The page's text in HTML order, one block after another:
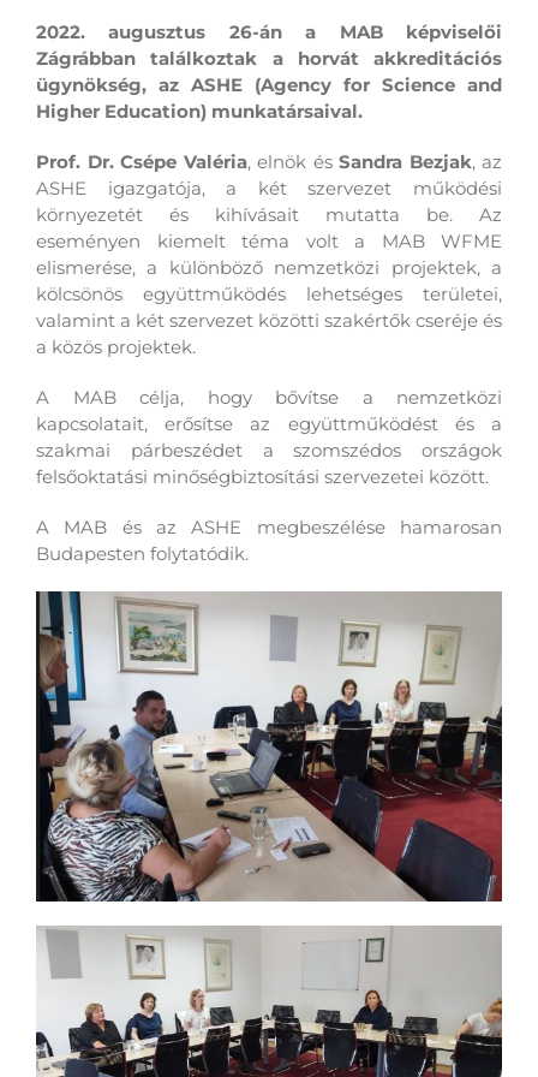
2022. augusztus 26-án a MAB képviselői
Zágrábban találkoztak a horvát akkreditációs
ügynökség, az ASHE (Agency for Science and
Higher Education) munkatársaival.
Prof. Dr. Csépe Valéria, elnök és Sandra Bezjak, az
ASHE igazgatója, a két szervezet működési
környezetét és kihívásait mutatta be. Az
eseményen kiemelt téma volt a MAB WFME
elismerése, a különböző nemzetközi projektek, a
kölcsönös együttműködés lehetséges területei,
valamint a két szervezet közötti szakértők cseréje és
a közös projektek.
A MAB célja, hogy bővítse a nemzetközi
kapcsolatait, erősítse az együttműködést és a
szakmai párbeszédet a szomszédos országok
felsőoktatási minőségbiztosítási szervezetei között.
A MAB és az ASHE megbeszélése hamarosan
Budapesten folytatódik.